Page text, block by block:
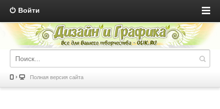
Войти
Полная версия сайта